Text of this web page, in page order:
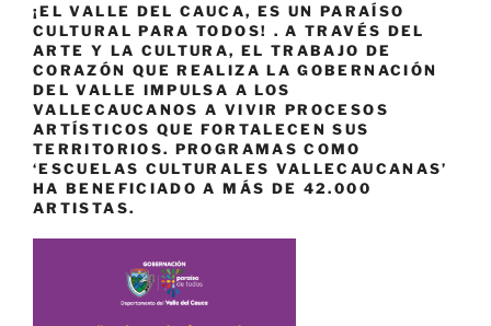
¡EL VALLE DEL CAUCA, ES UN PARAÍSO
CULTURAL PARA TODOS! . A TRAVÉS DEL
ARTE Y LA CULTURA, EL TRABAJO DE
CORAZÓN QUE REALIZA LA GOBERNACIÓN
DEL VALLE IMPULSA A LOS
VALLECAUCANOS A VIVIR PROCESOS
ARTÍSTICOS QUE FORTALECEN SUS
TERRITORIOS. PROGRAMAS COMO
‘ESCUELAS CULTURALES VALLECAUCANAS’
HA BENEFICIADO A MÁS DE 42.000
ARTISTAS.